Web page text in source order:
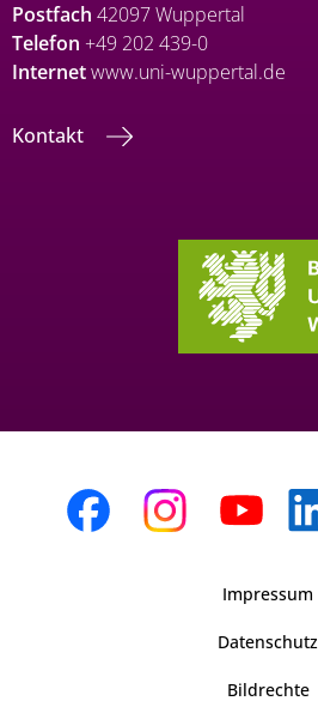
Postfach 42097 Wuppertal
Telefon +49 202 439-0
Internetwww.uni-wuppertal.de
Kontakt
Impressum
Datenschutz
Bildrechte